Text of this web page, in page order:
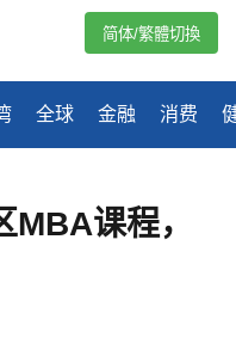
全球 金融 消费
简体/繁體切換
课程，